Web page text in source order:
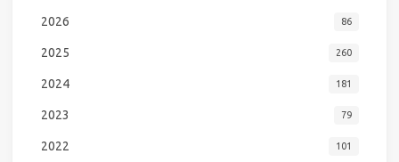
2026 86
2025 260
2024 181
2023 79
2022 101